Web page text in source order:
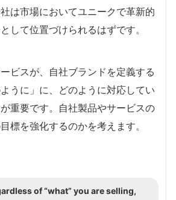
は市場においてユニークで革新的
して位置づけられるはずです。
ビスが、自社ブランドを定義する
ように」に、どのように対応してい
重要です。自社製品やサービスの
標を強化するのかを考えます。
of “what” you are selling,